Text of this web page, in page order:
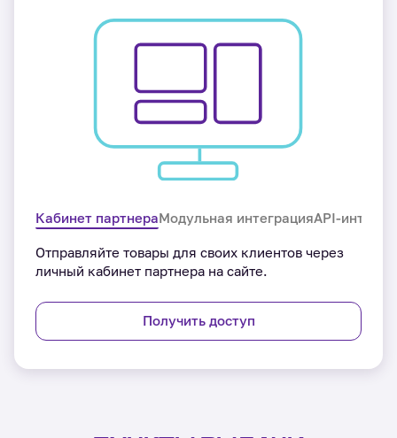
Кабинет партнераМодульная интеграцияAPI-
Отправляйте товары для своих клиентов через
личный кабинет партнера на сайте.
Получить доступ